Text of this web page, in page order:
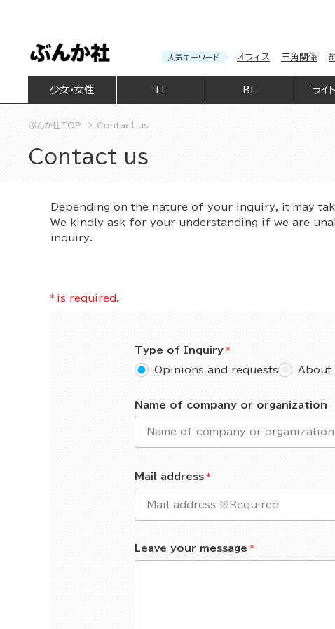
人気キーワード オフィス 三角関係
少女・女性 BL ライ
ぶんか社TOP Contact us
Contact us
Depending on the nature of your inquiry, it may
We kindly ask for your understanding if we are
inquiry.
* is required.
Type of Inquiry
Opinions and requests
About
Name of company or organization
Mail address
Leave your message